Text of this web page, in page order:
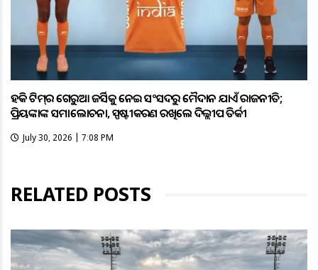
ହକି ଟିମ୍‌ର ଗେରୁଆ ଜର୍ସିକୁ ନେଇ ସଂସଦରୁ ମୈଦାନ ଯାଏଁ ରାଜନୀତି;
ପ୍ରିୟଙ୍କାଙ୍କ ସମାଲୋଚନା, ସ୍ପଷ୍ଟୀକରଣ ରଖିଲେ ଦିଲ୍ଲୀପ ତିର୍କୀ
July 30, 2026 | 7:08 PM
RELATED POSTS